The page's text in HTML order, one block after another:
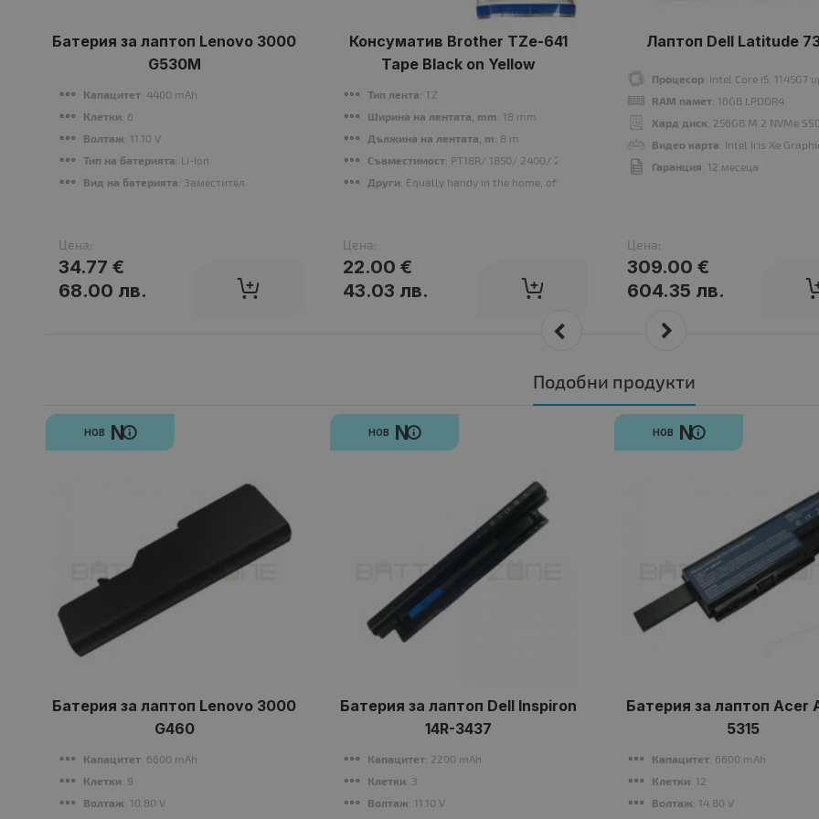
Батерия за лаптоп Lenovo 3000
G530M
Капацитет: 4400 mAh
Клетки: 6
Волтаж: 11.10 V
Тип на батерията: Li-Ion
Вид на батерията: Заместител
Цена:
34.77 €
68.00 лв.
Консуматив Brother TZe-641
Tape Black on Yellow
Тип лента: TZ
Ширина на лентата, mm: 18 mm
Дължина на лентата, m: 8 m
Съвместимост: PT18R/ 1850/ 2400/ 2450/ 550/ 2500/ 1830/ 2430/ 7600
Други: Equally handy in the home, office or workplace, this laminated black on Yellow
Цена:
22.00 €
43.03 лв.
Лаптоп Dell Latitude
Процесор: Intel Core i5, 1145G7
RAM памет: 16GB LPDDR4
Хард диск: 256GB M.2 NVMe
Видео карта: Intel Iris Xe
Гаранция: 12 месеца
Цена:
309.00 €
604.35 лв.
Подобни продукти
НОВ N
Батерия за лаптоп Lenovo 3000
G460
Капацитет: 6600 mAh
Клетки: 9
Волтаж: 10.80 V
НОВ N
Батерия за лаптоп Dell Inspiron
14R-3437
Капацитет: 2200 mAh
Клетки: 3
Волтаж: 11.10 V
НОВ N
Батерия за лаптоп Acer
5315
Капацитет: 6600 mAh
Клетки: 12
Волтаж: 14.80 V